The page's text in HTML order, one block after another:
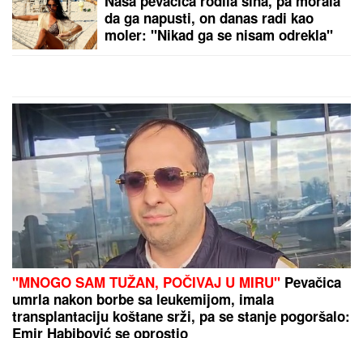
"KAD SAM SE OŽENIO IMAO SAM LJUBAVNICU,
IMAM JE I DANAS"Pevač oženio koleginicu pa
javno priznao da je vara na svakom koraku: "Skoro
svi na estradi imaju paralelne veze"
by Aklamator
PREPORUKA ZA VAS